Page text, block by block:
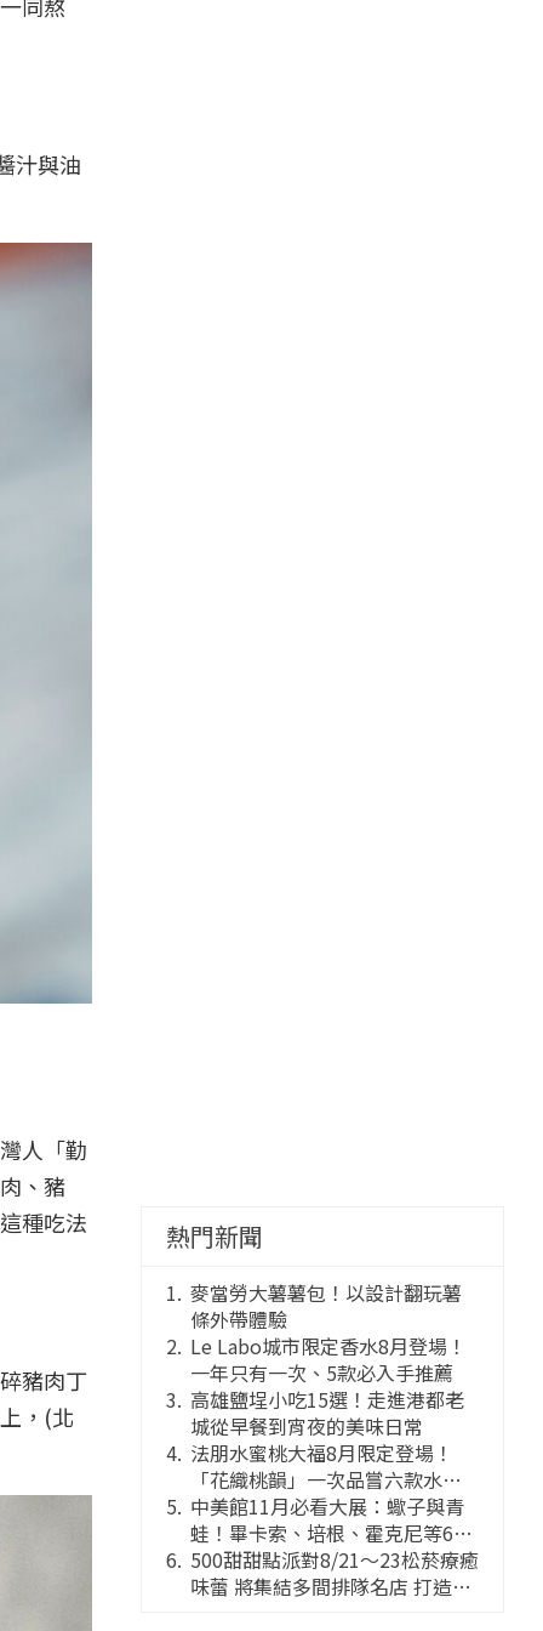
同熬
汁與油
人「勤
、豬
種吃法
豬肉丁
，(北
熱門新聞
麥當勞大薯薯包！以設計翻玩薯
條外帶體驗
Le Labo城市限定香水8月登場！
一年只有一次、5款必入手推薦
高雄鹽埕小吃15選！走進港都老
城從早餐到宵夜的美味日常
法朋水蜜桃大福8月限定登場！
「花織桃韻」一次品嘗六款水蜜
桃花果大福
中美館11月必看大展：蠍子與青
蛙！畢卡索、培根、霍克尼等66
件國巨典藏亮相
500甜甜點派對8/21～23松菸療癒
味蕾 將集結多間排隊名店 打造靈